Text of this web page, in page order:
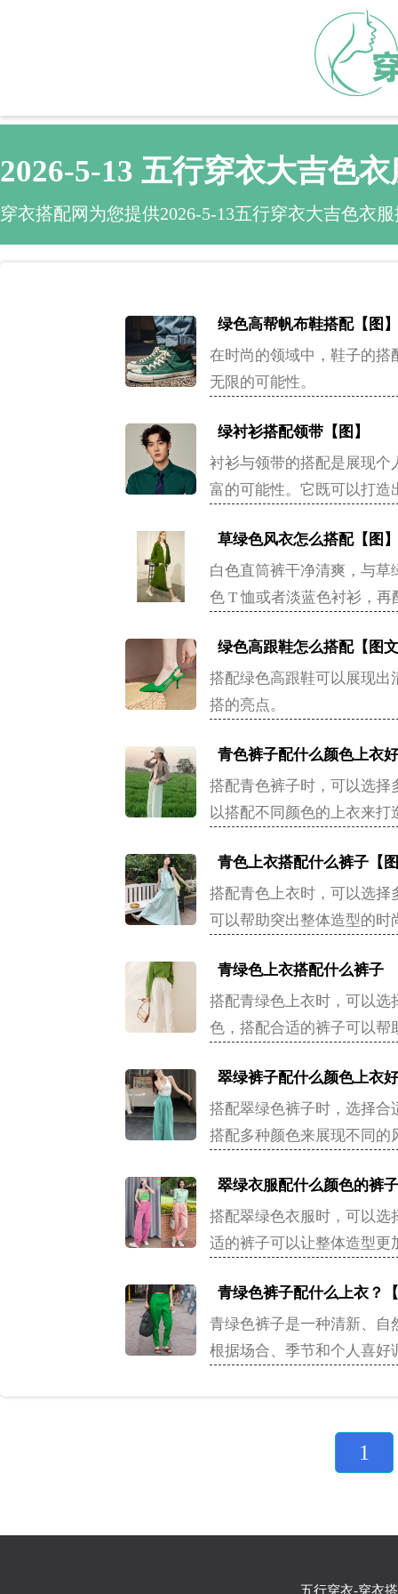
2026-5-13 五行穿衣大吉色
穿衣搭配网为您提供2026-5-13五行穿衣大吉色衣
绿色高帮帆布鞋搭配【图】
在时尚的领域中，鞋子的搭
无限的可能性。
绿衬衫搭配领带【图】
衬衫与领带的搭配是展现个
富的可能性。它既可以打造
草绿色风衣怎么搭配【图
白色直筒裤干净清爽，与
色 T 恤或者淡蓝色衬衫，
绿色高跟鞋怎么搭配【图
搭配绿色高跟鞋可以展现出
搭的亮点。
青色裤子配什么颜色上衣
搭配青色裤子时，可以选择
以搭配不同颜色的上衣来打
青色上衣搭配什么裤子【
搭配青色上衣时，可以选择
可以帮助突出整体造型的时
青绿色上衣搭配什么裤子
搭配青绿色上衣时，可以选
色，搭配合适的裤子可以帮
翠绿裤子配什么颜色上衣
搭配翠绿色裤子时，选择合
搭配多种颜色来展现不同的
翠绿衣服配什么颜色的裤
搭配翠绿色衣服时，可以选
适的裤子可以让整体造型更
青绿色裤子配什么上衣？
青绿色裤子是一种清新、自
根据场合、季节和个人喜好
1
五行穿衣-穿衣